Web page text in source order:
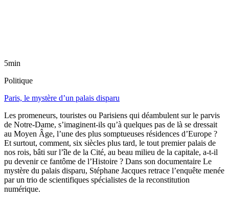
5min
Politique
Paris, le mystère d’un palais disparu
Les promeneurs, touristes ou Parisiens qui déambulent sur le parvis
de Notre-Dame, s’imaginent-ils qu’à quelques pas de là se dressait
au Moyen Âge, l’une des plus somptueuses résidences d’Europe ?
Et surtout, comment, six siècles plus tard, le tout premier palais de
nos rois, bâti sur l’île de la Cité, au beau milieu de la capitale, a-t-il
pu devenir ce fantôme de l’Histoire ? Dans son documentaire Le
mystère du palais disparu, Stéphane Jacques retrace l’enquête menée
par un trio de scientifiques spécialistes de la reconstitution
numérique.